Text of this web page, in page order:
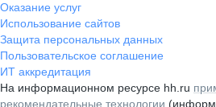
Оказание услуг
Использование сайтов
Защита персональных данных
Пользовательское соглашение
ИТ аккредитация
На информационном ресурсе hh.ru
рекомендательные технологии